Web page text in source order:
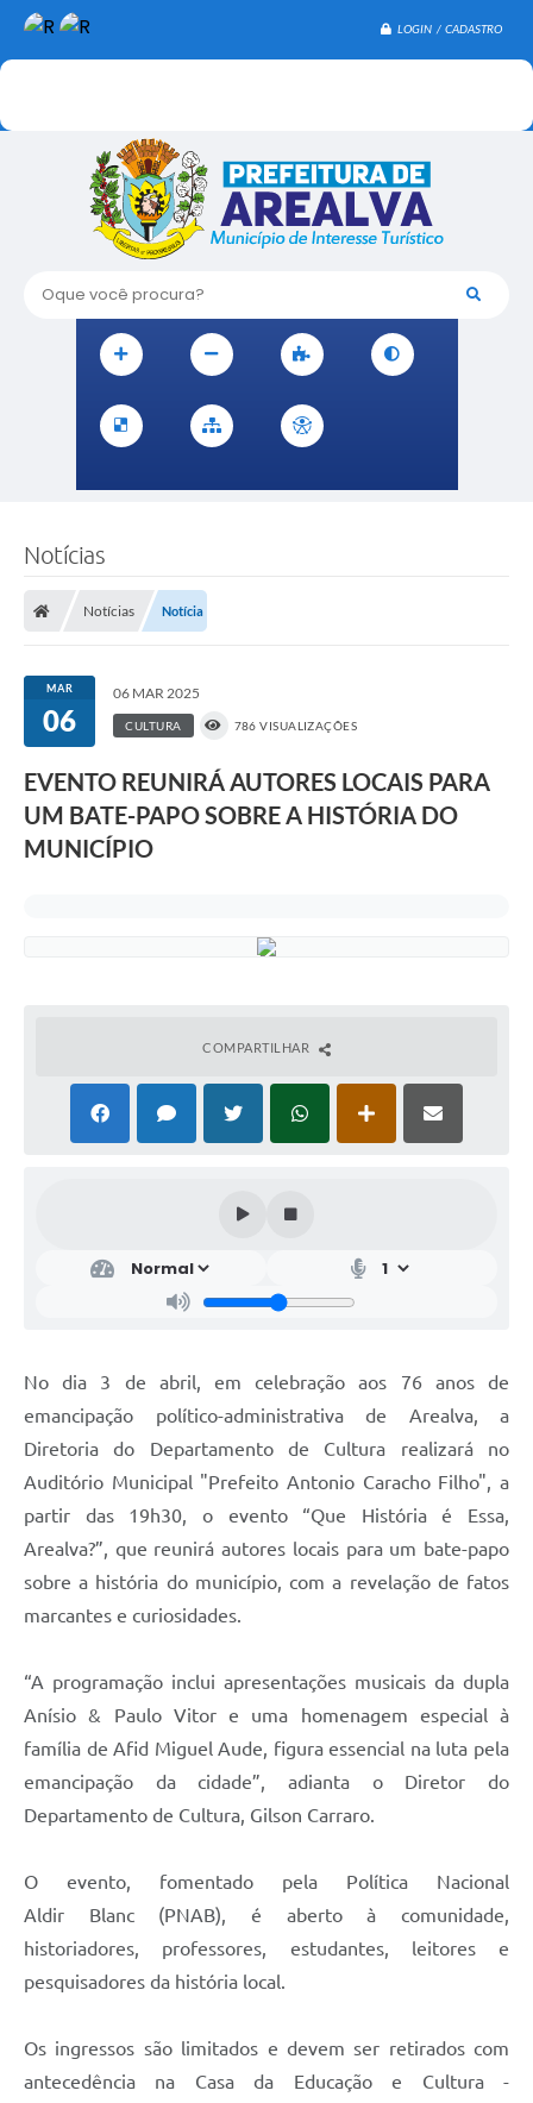
LOGIN / CADASTRO
Oque você procura?
Notícias
Notícias Notícia
MAR
06
06 MAR 2025
CULTURA 786 VISUALIZAÇÕES
EVENTO REUNIRÁ AUTORES LOCAIS PARA
UM BATE-PAPO SOBRE A HISTÓRIA DO
MUNICÍPIO
COMPARTILHAR
No dia 3 de abril, em celebração aos 76 anos de
emancipação político-administrativa de Arealva, a
Diretoria do Departamento de Cultura realizará no
Auditório Municipal "Prefeito Antonio Caracho Filho", a
partir das 19h30, o evento “Que História é Essa,
Arealva?”, que reunirá autores locais para um bate-papo
sobre a história do município, com a revelação de fatos
marcantes e curiosidades.
“A programação inclui apresentações musicais da dupla
Anísio & Paulo Vitor e uma homenagem especial à
família de Afid Miguel Aude, figura essencial na luta pela
emancipação da cidade”, adianta o Diretor do
Departamento de Cultura, Gilson Carraro.
O evento, fomentado pela Política Nacional
Aldir Blanc (PNAB), é aberto à comunidade,
historiadores, professores, estudantes, leitores e
pesquisadores da história local.
Os ingressos são limitados e devem ser retirados com
antecedência na Casa da Educação e Cultura -